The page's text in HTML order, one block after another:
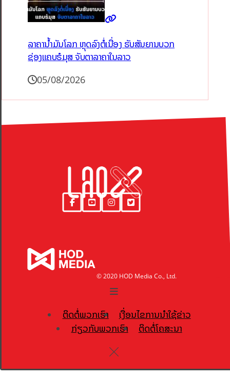
ລາຄານ້ຳມັນໂລກ ຫຼຸດລົງຕໍ່ເນື່ອງ ຮັບສັນຍານບວກ
ຊ່ອງແຄບຮໍມຸສ ຈັບຕາລາຄາໃນລາວ
05/08/2026
© 2020 HOD Media Co., Ltd.
ຕິດຕໍ່ພວກເຮົາ
ເງື່ອນໄຂການນຳໃຊ້ຂ່າວ
ກ່ຽວກັບພວກເຮົາ
ຕິດຕໍ່ໂຄສະນາ